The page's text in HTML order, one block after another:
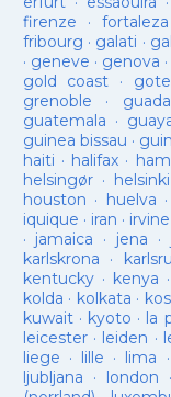
firenze ·fortaleza
fribourg · galati ·
· geneve · genova ·
gold coast ·
grenoble ·
guatemala ·
guinea bissau ·
haiti · halifax ·
helsingør· helsinki
houston · huelva ·
iquique · iran · irvine
· jamaica · jena ·
karlskrona ·
kentucky· kenya ·
kolda · kolkata ·
kuwait· kyoto · la
leicester· leiden ·
liege · lille · lima ·
ljubljana · london ·